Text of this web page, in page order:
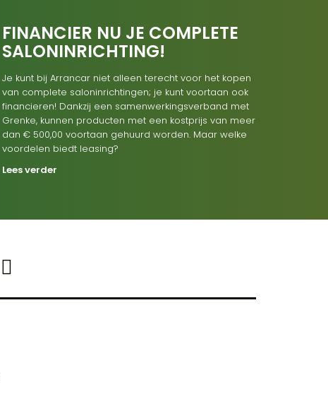
FINANCIER NU JE COMPLETE
SALONINRICHTING!
Je kunt bij Arrancar niet alleen terecht voor het kopen
van complete saloninrichtingen; je kunt voortaan ook
financieren! Dankzij een samenwerkingsverband met
Grenke, kunnen producten met een kostprijs van meer
dan € 500,00 voortaan gehuurd worden. Maar welke
voordelen biedt leasing?
Lees verder